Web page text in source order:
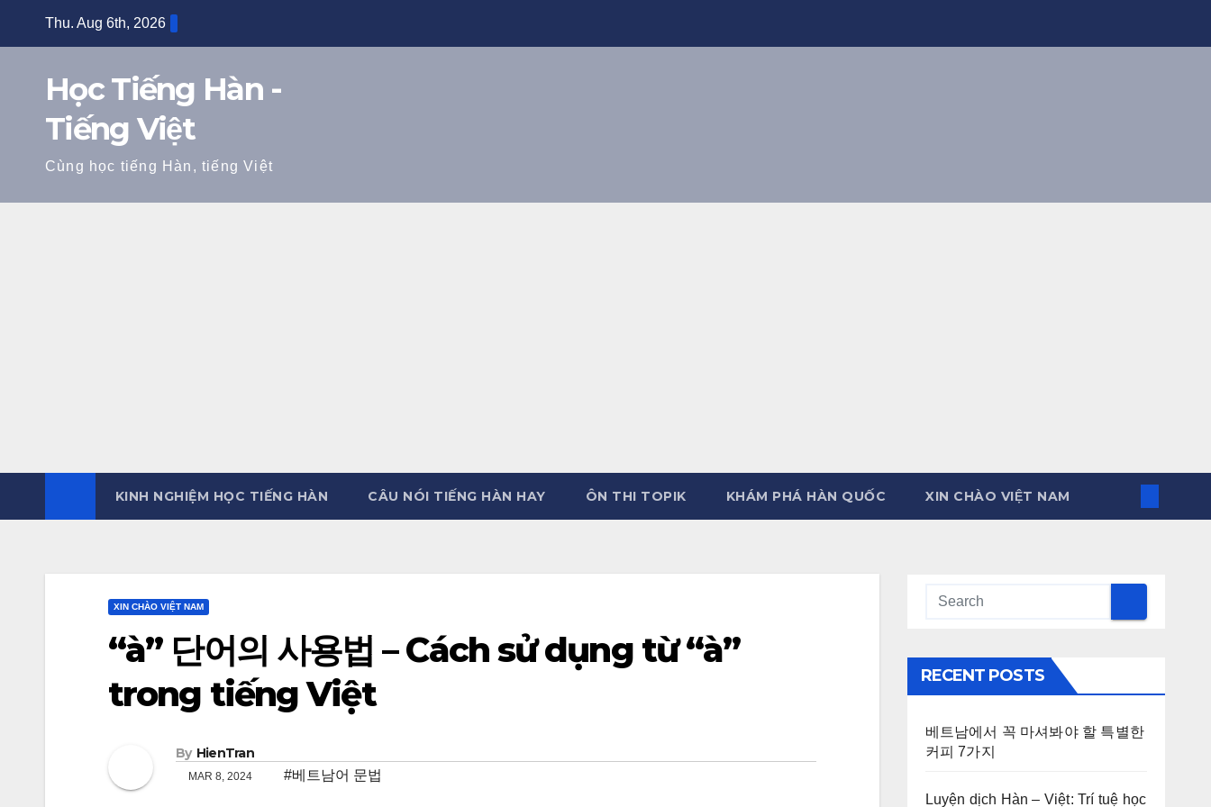
Thu. Aug 6th, 2026
Học Tiếng Hàn -
Tiếng Việt
Cùng học tiếng Hàn, tiếng Việt
KINH NGHIỆM HỌC TIẾNG HÀN CÂU NÓI TIẾNG HÀN HAY ÔN THI TOPIK KHÁM PHÁ HÀN QUỐC XIN CHÀO VIỆT NAM
XIN CHÀO VIỆT NAM
“à” 단어의 사용법 – Cách sử dụng từ “à”
trong tiếng Việt
By HienTran
MAR 8, 2024 #베트남어 문법
RECENT POSTS
베트남에서 꼭 마셔봐야 할 특별한
커피 7가지
Luyện dịch Hàn – Việt: Trí tuệ học